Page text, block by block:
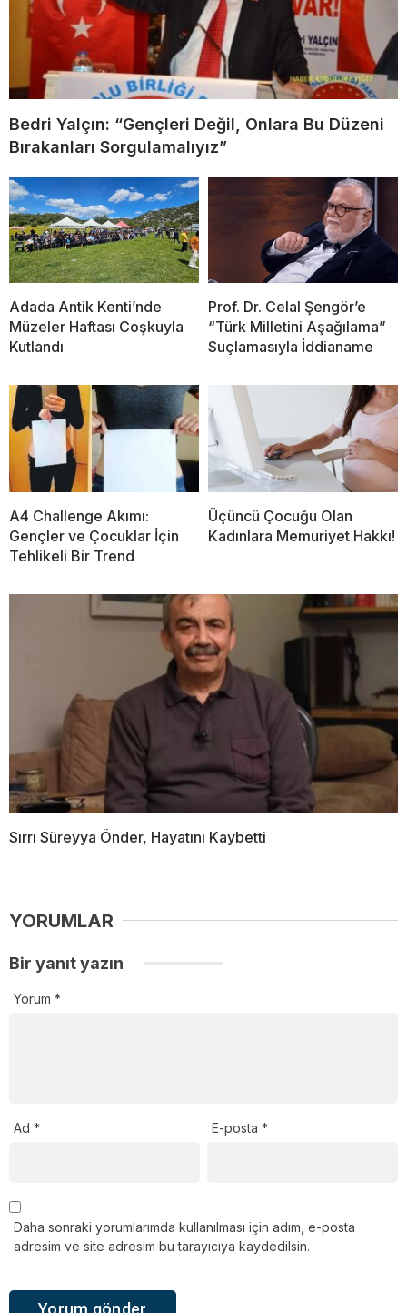
Bedri Yalçın: “Gençleri Değil, Onlara Bu Düzeni
Bırakanları Sorgulamalıyız”
Adada Antik Kenti’nde
Müzeler Haftası Coşkuyla
Kutlandı
Prof. Dr. Celal Şengör’e
“Türk Milletini Aşağılama”
Suçlamasıyla İddianame
A4 Challenge Akımı:
Gençler ve Çocuklar İçin
Tehlikeli Bir Trend
Üçüncü Çocuğu Olan
Kadınlara Memuriyet Hakkı!
Sırrı Süreyya Önder, Hayatını Kaybetti
YORUMLAR
Bir yanıt yazın
Yorum *
Ad * E-posta*
Daha sonraki yorumlarımda kullanılması için adım, e-posta
adresim ve site adresim bu tarayıcıya kaydedilsin.